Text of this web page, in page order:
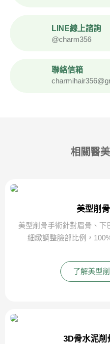
LINE線上諮詢
@charm356
聯絡信箱
相關醫
美型削
美型削骨手術針對眉骨、下
細緻調整臉部比例，
了解美型
3D骨水泥削